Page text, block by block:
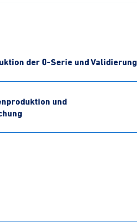
der 0-Serie und Validierung
und